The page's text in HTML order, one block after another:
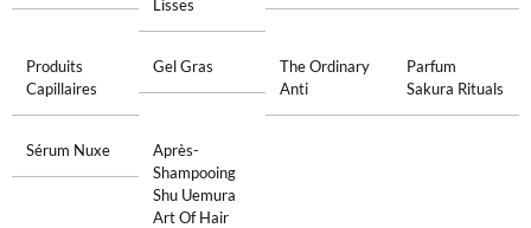
Lisses
Produits
Capillaires
Gel Gras
The Ordinary
Anti
Parfum
Sakura Rituals
Sérum Nuxe
Après-
Shampooing
Shu Uemura
Art Of Hair